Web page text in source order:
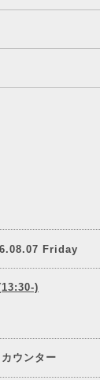
Friday
)
カウンター